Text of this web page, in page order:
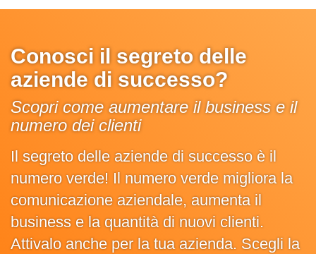
Conosci il segreto delle
aziende di successo?
Scopri come aumentare il business e il
numero dei clienti
Il segreto delle aziende di successo è il
numero verde! Il numero verde migliora la
comunicazione aziendale, aumenta il
business e la quantità di nuovi clienti.
Attivalo anche per la tua azienda. Scegli la